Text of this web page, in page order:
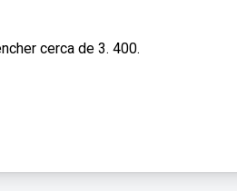
cerca de 3. 400.